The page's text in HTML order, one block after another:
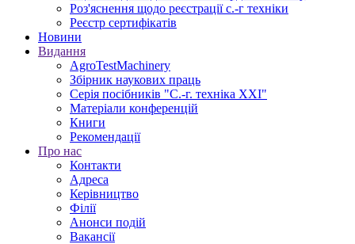
Роз'яснення щодо реєстрації с.-г техніки
Реєстр сертифікатів
Новини
Видання
AgroTestMachinery
Збірник наукових праць
Серія посібників "С.-г. техніка XXI"
Матеріали конференцій
Книги
Рекомендації
Про нас
Контакти
Адреса
Керівництво
Філії
Анонси подій
Вакансії